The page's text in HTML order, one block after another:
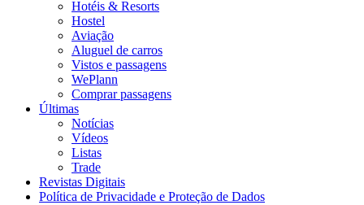
Hotéis & Resorts
Hostel
Aviação
Aluguel de carros
Vistos e passagens
WePlann
Comprar passagens
Últimas
Notícias
Vídeos
Listas
Trade
Revistas Digitais
Política de Privacidade e Proteção de Dados